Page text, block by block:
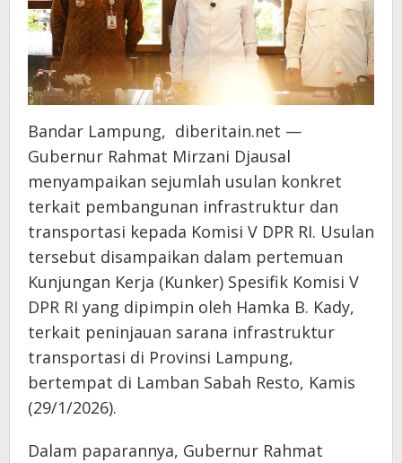
Bandar Lampung, diberitain.net —
Gubernur Rahmat Mirzani Djausal
menyampaikan sejumlah usulan konkret
terkait pembangunan infrastruktur dan
transportasi kepada Komisi V DPR RI. Usulan
tersebut disampaikan dalam pertemuan
Kunjungan Kerja (Kunker) Spesifik Komisi V
DPR RI yang dipimpin oleh Hamka B. Kady,
terkait peninjauan sarana infrastruktur
transportasi di Provinsi Lampung,
bertempat di Lamban Sabah Resto, Kamis
(29/1/2026).
​Dalam paparannya, Gubernur Rahmat